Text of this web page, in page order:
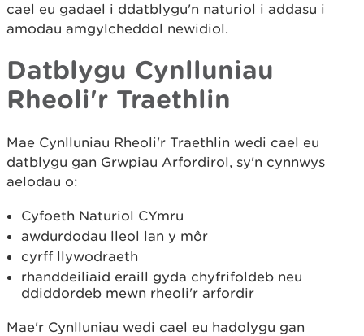
cael eu gadael i ddatblygu'n naturiol i addasu i
amodau amgylcheddol newidiol.​
Datblygu Cynlluniau
Rheoli'r Traethlin
Mae Cynlluniau Rheoli'r Traethlin wedi cael eu
datblygu gan Grwpiau Arfordirol, sy'n cynnwys
aelodau o:
Cyfoeth Naturiol CYmru
awdurdodau lleol lan y môr
cyrff llywodraeth
rhanddeiliaid eraill gyda chyfrifoldeb neu
ddiddordeb mewn rheoli'r arfordir
Mae'r Cynlluniau wedi cael eu hadolygu gan